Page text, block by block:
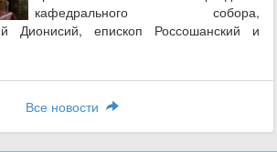
кафедрального собора,
Дионисий, епископ Россошанский и
Все новости